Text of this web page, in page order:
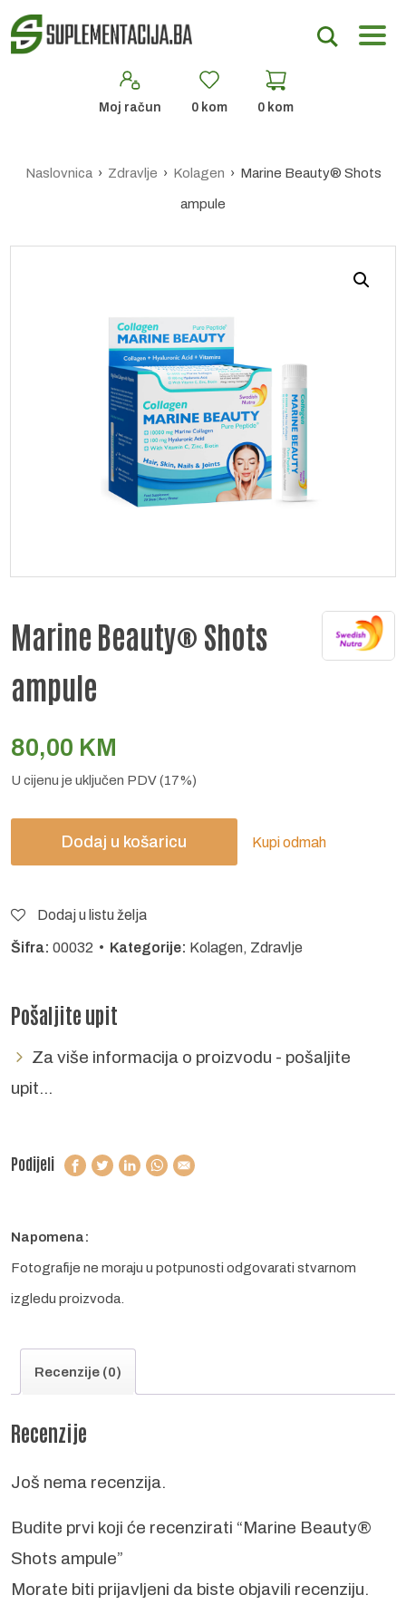
Moj račun 0 kom 0 kom
Naslovnica› Zdravlje › Kolagen › Marine Beauty® Shots
ampule
Marine Beauty® Shots
ampule
80,00 KM
U cijenu je uključen PDV (17%)
Dodaj u košaricu Kupi odmah
Dodaj u listu želja
Šifra: 00032 • Kategorije: Kolagen, Zdravlje
Pošaljite upit
Za više informacija o proizvodu - pošaljite
upit...
Podijeli
Napomena:
Fotografije ne moraju u potpunosti odgovarati stvarnom
izgledu proizvoda.
Recenzije (0)
Recenzije
Još nema recenzija.
Budite prvi koji će recenzirati “Marine Beauty®
Shots ampule”
Morate biti prijavljeni da biste objavili recenziju.